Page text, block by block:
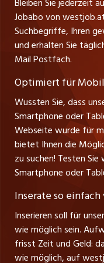
Führungspositionen
Management / Kader-
jobbern.ch
jobbasel.ch
zentraljob.ch
myjob.ch
schaffu.ch (VS)
ajourjob.ch
russmedia.com
vol.at
Tel. +43 664 39 47
Leiter westjob.at
Andrea Graf
Tel. +43 664 20 30 02 1
Verkauf und Beratung
Jobabo von
Suchbegriffe, Ihren
und erhalten Sie
Mail Postfach.
Optimiert für
Wussten Sie, dass
Smartphone oder
Webseite wurde für
bietet Ihnen die
zu suchen! Testen
Smartphone oder
Inserate so
Inserieren soll für
wie möglich sein.
frisst Zeit und Geld:
wie möglich, auf